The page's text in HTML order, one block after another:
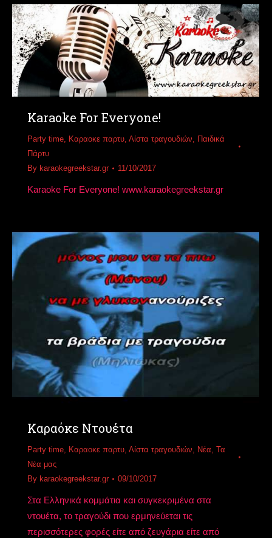
Karaoke For Everyone!
Party time, Καραοκε παρτυ, Λίστα τραγουδιών, Παιδικά
Πάρτυ
By karaokegreekstar.gr 11/10/2017
Karaoke For Everyone! www.karaokegreekstar.gr
Καραόκε Ντουέτα
Party time, Καραοκε παρτυ, Λίστα τραγουδιών, Νέα, Τα
Νέα μας
By karaokegreekstar.gr 09/10/2017
Στα Ελληνικά κομμάτια και συγκεκριμένα στα
ντουέτα, το τραγούδι που ερμηνεύεται τις
περισσότερες φορές είτε από ζευγάρια είτε από